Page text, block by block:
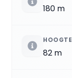
180 m
HOOGTE
82 m